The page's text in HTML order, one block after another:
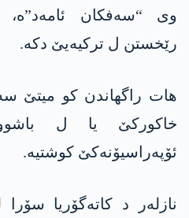
وی “سەفکان ئامەد”ە،
رێخستن ل ترکیەیێ دكه‌.
هات راگهاندن كو میتێ
خاكوركێ یا ل
ئۆپه‌راسیۆنه‌كێ كوشتیه‌.
نازلەر د کاتەگۆریا